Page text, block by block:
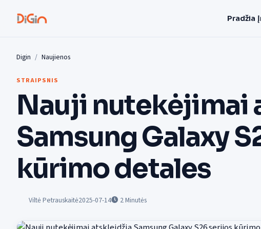
Pradžia
Digin Naujienos
STRAIPSNIS
Nauji nutekėjimai
Samsung Galaxy
kūrimo detales
Viltė Petrauskaitė2025-07-14 2Minutės